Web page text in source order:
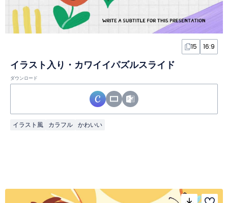
15 16:9
イラスト入り・カワイイパズルスライド
ダウンロード
イラスト風 カラフル かわいい